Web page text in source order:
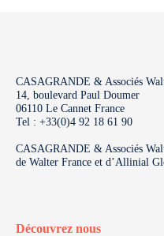
CASAGRANDE & Associés
14, boulevard Paul Doumer
06110 Le Cannet France
Tel : +33(0)4 92 18 61 90
CASAGRANDE & Associés
de Walter France et d’Allinial
Découvrez nous